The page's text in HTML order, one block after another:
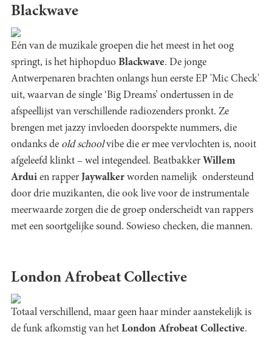
Blackwave
Eén van de muzikale groepen die het meest in het oog
springt, is het hiphopduo Blackwave. De jonge
Antwerpenaren brachten onlangs hun eerste EP 'Mic Check'
uit, waarvan de single ‘Big Dreams’ ondertussen in de
afspeellijst van verschillende radiozenders pronkt. Ze
brengen met jazzy invloeden doorspekte nummers, die
ondanks de old schoolvibe die er mee vervlochten is, nooit
afgeleefd klinkt – wel integendeel. Beatbakker Willem
Ardui en rapper Jaywalker worden namelijk ondersteund
door drie muzikanten, die ook live voor de instrumentale
meerwaarde zorgen die de groep onderscheidt van rappers
met een soortgelijke sound. Sowieso checken, die mannen.
London Afrobeat Collective
Totaal verschillend, maar geen haar minder aanstekelijk is
de funk afkomstig van het London Afrobeat Collective.